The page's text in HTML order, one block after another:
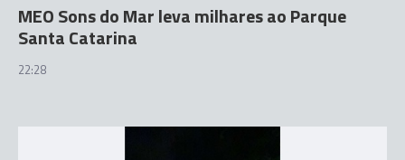
MEO Sons do Mar leva milhares ao Parque
Santa Catarina
22:28